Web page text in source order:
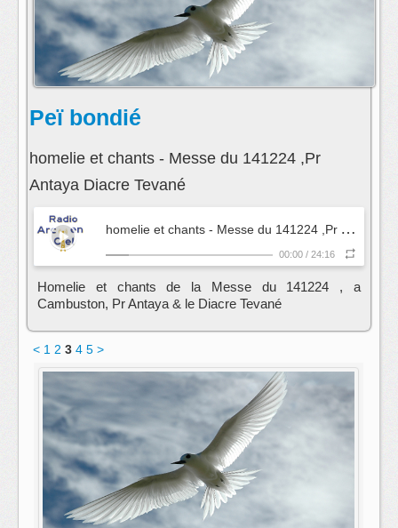
Peï bondié
homelie et chants - Messe du 141224 ,Pr
Antaya Diacre Tevané
h
omelie et chants - Messe du 141224 ,Pr Antaya Diacre Tevané
00:00 / 24:16
Homelie et chants de la Messe du 141224 , a
Cambuston, Pr Antaya & le Diacre Tevané
< 1 2 3 4 5 >